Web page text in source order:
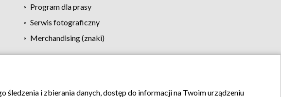
Program dla prasy
Serwis fotograficzny
Merchandising (znaki)
Biuro reklamy Kontakt
i zbierania danych, dostęp do informacji na Twoim urządzeniu